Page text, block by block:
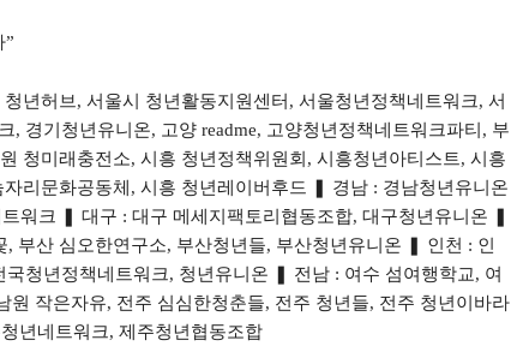
”
년허브, 서울시 청년활동지원센터, 서울청년정책네트워크, 서
경기청년유니온, 고양 readme, 고양청년정책네트워크파티, 부
청미래충전소, 시흥 청년정책위원회, 시흥청년아티스트, 시흥
리문화공동체, 시흥 청년레이버후드 ❚ 경남 : 경남청년유니온
워크 ❚ 대구 : 대구 메세지팩토리협동조합, 대구청년유니온 ❚
부산 심오한연구소, 부산청년들, 부산청년유니온 ❚ 인천 : 인
청년정책네트워크, 청년유니온 ❚ 전남 : 여수 섬여행학교, 여
작은자유, 전주 심심한청춘들, 전주 청년들, 전주 청년이바라
년네트워크, 제주청년협동조합